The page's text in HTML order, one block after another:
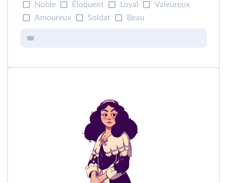
Noble
Éloquent Loyal
Valeureux
Amoureux
Soldat Beau